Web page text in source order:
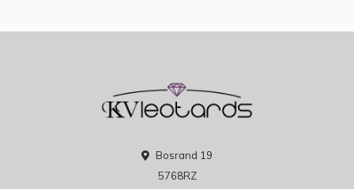
Bosrand 19
5768RZ